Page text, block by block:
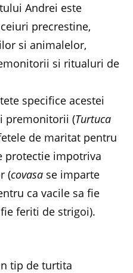
Andrei este
precrestine,
si animalelor,
si ritualuri de
specifice acestei
premonitorii (Turtuca
de maritat pentru
protectie impotriva
(covasa se imparte
ca vacile sa fie
feriti de strigoi).
tip de turtita